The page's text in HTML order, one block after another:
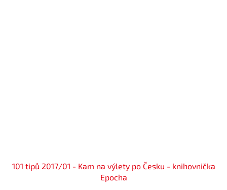
101 tipů 2017/01 - Kam na výlety po Česku - knihovnička
Epocha